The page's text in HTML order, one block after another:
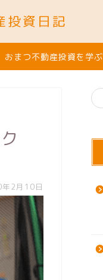
投資日記
おまつ不動産投資を学ぶ
2月10日